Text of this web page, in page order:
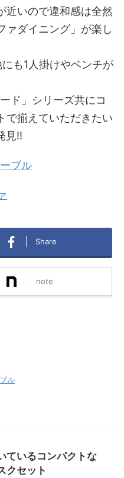
近いので違和感は全然
ァダイニング」が楽し
も1人掛けやベンチが
ド」シリーズ共にコ
で揃えていただきたい
見!!
ブル
Share
note
ル
ているコンパクトな
クセット